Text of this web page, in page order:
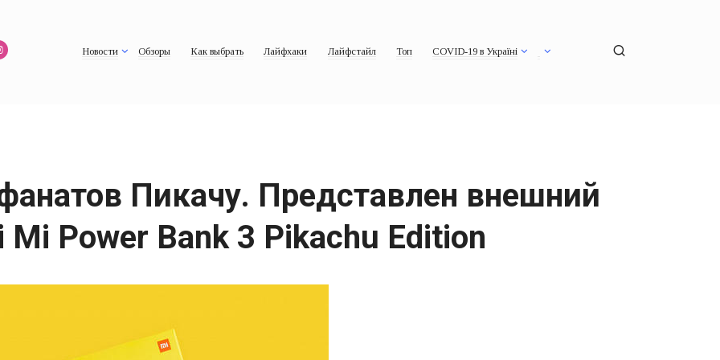
Новости Обзоры Как выбрать Лайфхаки Лайфстайл Топ COVID-19 в Україні
Пикачу. Представлен внешний
Power Bank 3 Pikachu Edition